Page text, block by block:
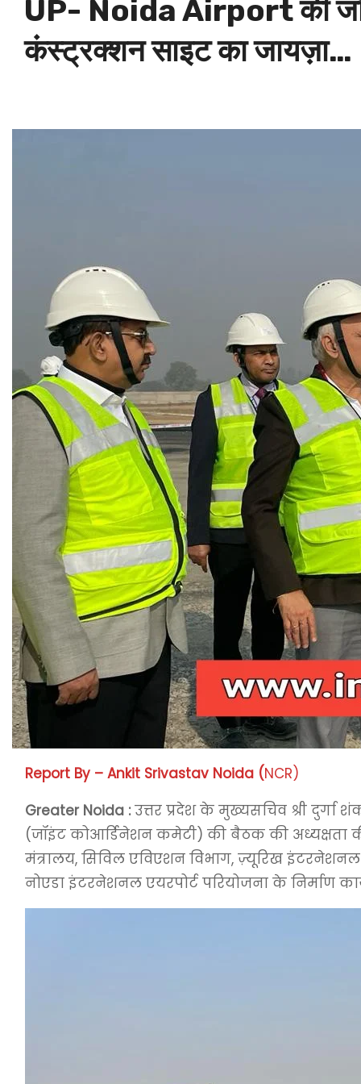
UP- Noida Airport की
कंस्ट्रक्शन साइट का जायज़ा…
Report By – Ankit Srivastav Noida (NCR)
Greater Noida :उत्तर प्रदेश के मुख्यसचिव श्री दुर्गा
(जॉइंट कोआर्डिनेशन कमेटी) की बैठक की अध्यक्षता
मंत्रालय, सिविल एविएशन विभाग, ज़्यूरिख इंटरनेशनल
नोएडा इंटरनेशनल एयरपोर्ट परियोजना के निर्माण